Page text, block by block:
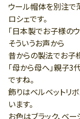
ウール帽体を別注で
ロシェです。
「日本製でお子様の
そういうお声から
昔からの製法でお子
「母から母へ」親子
ですね。
飾りはベルベットリ
います。
お色はブラック、ベー